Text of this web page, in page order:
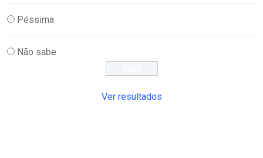
Péssima
Não sabe
Ver resultados